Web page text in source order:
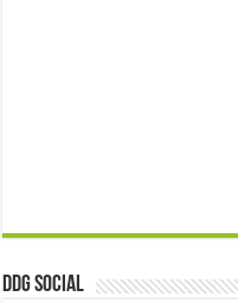
ddg Social